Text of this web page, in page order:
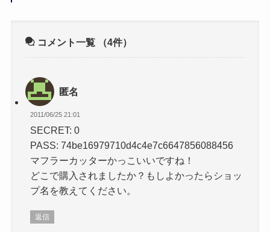
コメント一覧 （4件）
匿名
2011/06/25 21:01
SECRET: 0
PASS: 74be16979710d4c4e7c6647856088456
マフラーカッターかっこいいですね！
どこで購入されましたか？もしよかったらショッ
プ名を教えてください。
返信